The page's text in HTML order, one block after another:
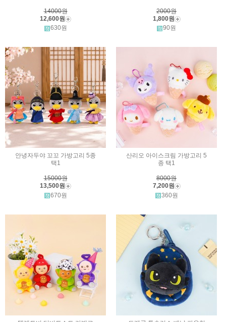
14000원
12,600원
630원
2000원
1,800원
90원
안녕자두야 꼬꼬 가방고리 5종
택1
15000원
13,500원
670원
산리오 아이스크림 가방고리 5
종 택1
8000원
7,200원
360원